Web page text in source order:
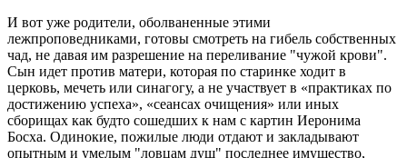
И вот уже родители, оболваненные этими
лежпроповедниками, готовы смотреть на гибель собственных
чад, не давая им разрешение на переливание "чужой крови".
Сын идет против матери, которая по старинке ходит в
церковь, мечеть или синагогу, а не участвует в «практиках по
достижению успеха», «сеансах очищения» или иных
сборищах как будто сошедших к нам с картин Иеронима
Босха. Одинокие, пожилые люди отдают и закладывают
опытным и умелым "ловцам душ" последнее имущество,